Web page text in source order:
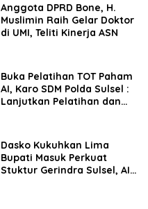
Anggota DPRD Bone, H.
Muslimin Raih Gelar Doktor
di UMI, Teliti Kinerja ASN
Buka Pelatihan TOT Paham
AI, Karo SDM Polda Sulsel :
Lanjutkan Pelatihan dan
Dasko Kukuhkan Lima
Bupati Masuk Perkuat
Stuktur Gerindra Sulsel, AIA